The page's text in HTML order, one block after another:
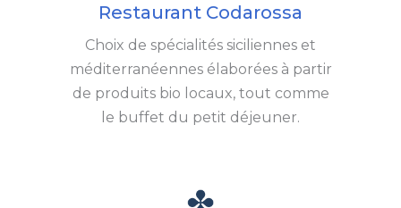
Restaurant Codarossa
Choix de spécialités siciliennes et
méditerranéennes élaborées à partir
de produits bio locaux, tout comme
le buffet du petit déjeuner.